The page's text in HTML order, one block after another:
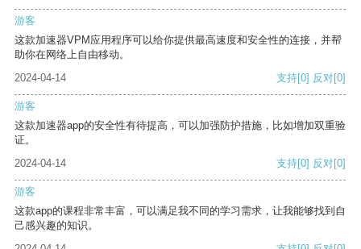
游客
这款加速器VPM应用程序可以给你提供最高速度和安全性的连接，并帮
助你在网络上自由移动。
2024-04-14
支持[0] 反对[0]
游客
这款加速器app的安全性有待提高，可以加强防护措施，比如增加双重验
证。
2024-04-14
支持[0] 反对[0]
游客
这款app的课程非常丰富，可以满足我不同的学习需求，让我能够找到自
己感兴趣的知识。